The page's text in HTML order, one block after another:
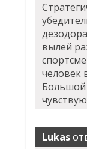
вылей
человек
Большой
Lukas